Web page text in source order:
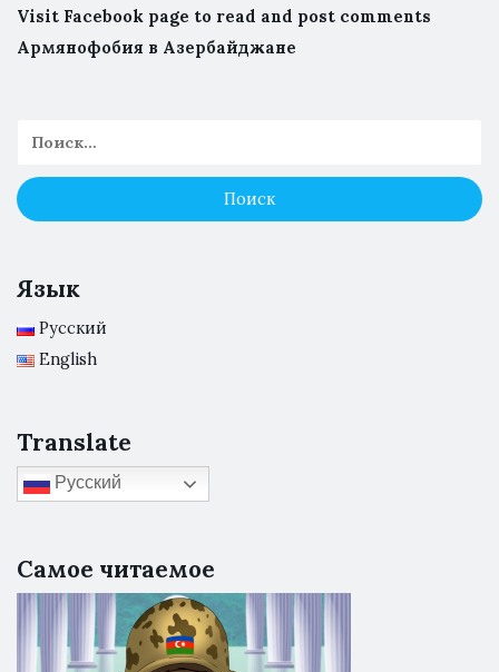
Visit Facebook page to read and post comments
Армянофобия в Азербайджане
Язык
Русский
English
Translate
Русский
Самое читаемое